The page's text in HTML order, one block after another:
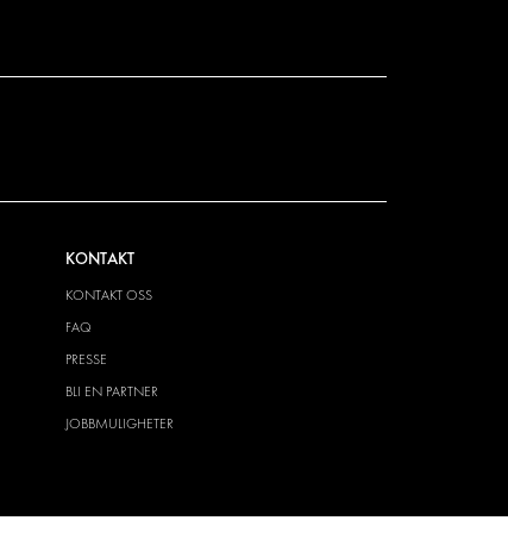
KONTAKT
KONTAKT OSS
FAQ
PRESSE
BLI EN PARTNER
JOBBMULIGHETER